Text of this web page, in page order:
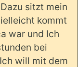
sitzt mein
kommt
war und Ich
bei
will mit dem